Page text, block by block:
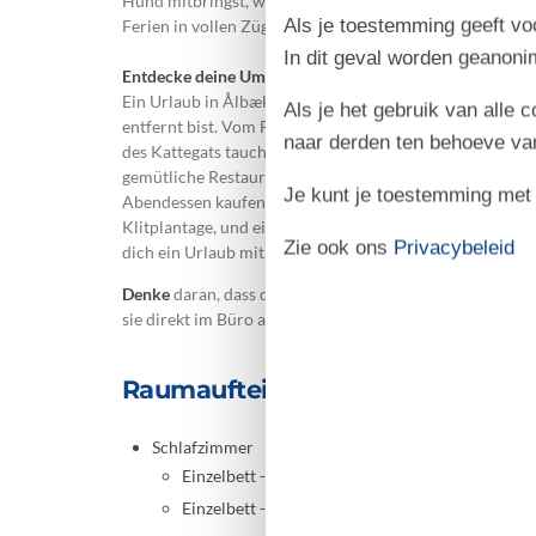
Ferien in vollen Zügen zu genießen, egal ob du den
Entdecke deine Umgebung
Ein Urlaub in Ålbæk bedeutet, dass du nur eine kurze
entfernt bist. Vom Ferienhaus ist es nur ein kurzer
des Kattegats tauchen oder lange Spaziergänge im
gemütliche Restaurants, Einkaufsmöglichkeiten und
Abendessen kaufen kannst. Wenn du die Natur
Klitplantage, und eine kurze Autofahrt bringt dich zur
dich ein Urlaub mit der perfekten Mischung aus
Denkedaran, dass du bei Ålbæk jederzeit Bollerwagen,
sie direkt im Büro abholen und nach deinem Urlaub
Raumaufteilung
Schlafzimmer
Einzelbett - 75x200
Einzelbett - 75x200
Als je toestemming geeft
In dit geval worden
Als je het gebruik van alle
naar derden ten behoeve
Je kunt je toestemming
Zie ook ons Privacybeleid